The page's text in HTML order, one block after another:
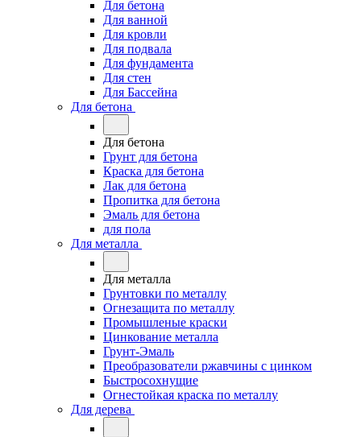
Для бетона
Для ванной
Для кровли
Для подвала
Для фундамента
Для стен
Для Бассейна
Для бетона
Для бетона
Грунт для бетона
Краска для бетона
Лак для бетона
Пропитка для бетона
Эмаль для бетона
для пола
Для металла
Для металла
Грунтовки по металлу
Огнезащита по металлу
Промышленые краски
Цинкование металла
Грунт-Эмаль
Преобразователи ржавчины с цинком
Быстросохнущие
Огнестойкая краска по металлу
Для дерева